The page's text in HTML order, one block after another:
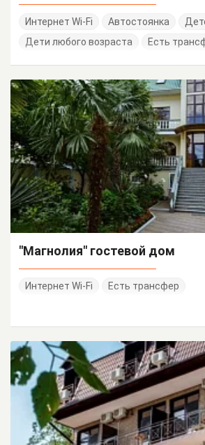
Интернет Wi-Fi Автостоянка
Дети любого возраста
Есть
"Магнолия" гостевой дом
Интернет Wi-Fi Есть трансфер